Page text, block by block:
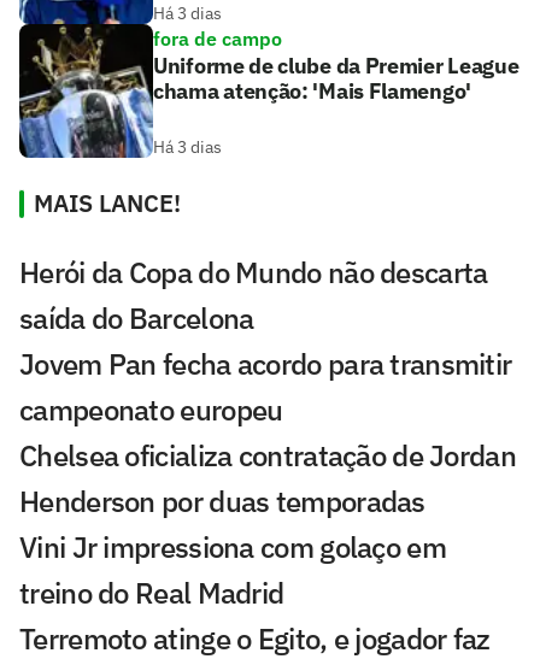
Há 3 dias
fora de campo
Uniforme de clube da Premier League
chama atenção: 'Mais Flamengo'
Há 3 dias
MAIS LANCE!
Herói da Copa do Mundo não descarta
saída do Barcelona
Jovem Pan fecha acordo para transmitir
campeonato europeu
Chelsea oficializa contratação de Jordan
Henderson por duas temporadas
Vini Jr impressiona com golaço em
treino do Real Madrid
Terremoto atinge o Egito, e jogador faz